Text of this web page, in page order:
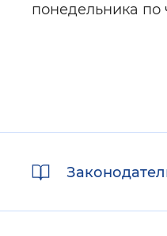
понедельника по
ссылки